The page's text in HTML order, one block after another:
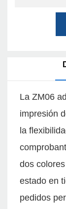
La ZM06
impresión
la
dos
estado en
pedidos